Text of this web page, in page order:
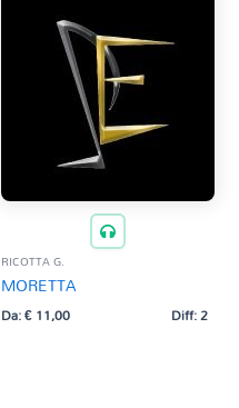
RICOTTA G.
MORETTA
Da:€11,00 Diff: 2